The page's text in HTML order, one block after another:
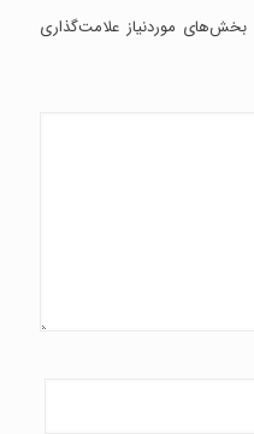
بخش‌های موردنیاز علامت‌گذاری